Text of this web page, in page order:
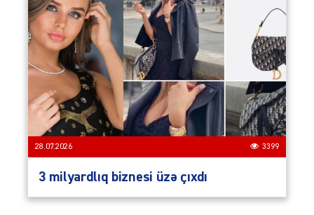
28.07.2026 3399
3 milyardlıq biznesi üzə çıxdı